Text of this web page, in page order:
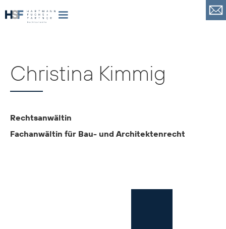
Christina Kimmig
Rechtsanwältin
Fachanwältin für Bau- und Architektenrecht